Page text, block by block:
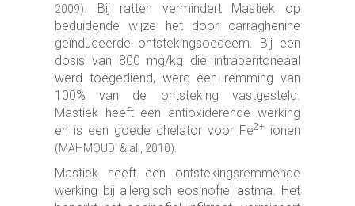
2009). Bij ratten vermindert Mastiek op
beduidende wijze het door carraghenine
geïnduceerde ontstekingsoedeem. Bij een
dosis van 800 mg/kg die intraperitoneaal
werd toegediend, werd een remming van
100% van de ontsteking vastgesteld.
Mastiek heeft een antioxiderende werking
en is een goede chelator voor Fe2+ionen
(MAHMOUDI & al., 2010).
Mastiek heeft een ontstekingsremmende
werking bij allergisch eosinofiel astma. Het